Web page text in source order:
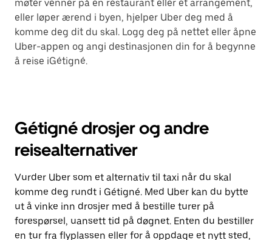
møter venner på en restaurant eller et arrangement,
eller løper ærend i byen, hjelper Uber deg med å
komme deg dit du skal. Logg deg på nettet eller åpne
Uber-appen og angi destinasjonen din for å begynne
å reise iGétigné.
Gétigné drosjer og andre
reisealternativer
Vurder Uber som et alternativ til taxi når du skal
komme deg rundt i Gétigné. Med Uber kan du bytte
ut å vinke inn drosjer med å bestille turer på
forespørsel, uansett tid på døgnet. Enten du bestiller
en tur fra flyplassen eller for å oppdage et nytt sted,